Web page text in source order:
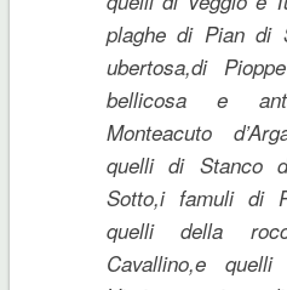
plaghe di Pian di
ubertosa,di
bellicosa e
Monteacuto
quelli di Stanco
Sotto,i famuli di
quelli della
Cavallino,e